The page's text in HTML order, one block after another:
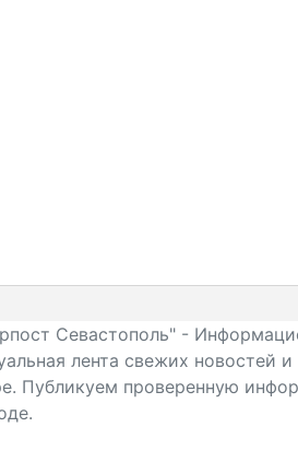
Севастополь" -
лента свежих новостей
Публикуем проверенную